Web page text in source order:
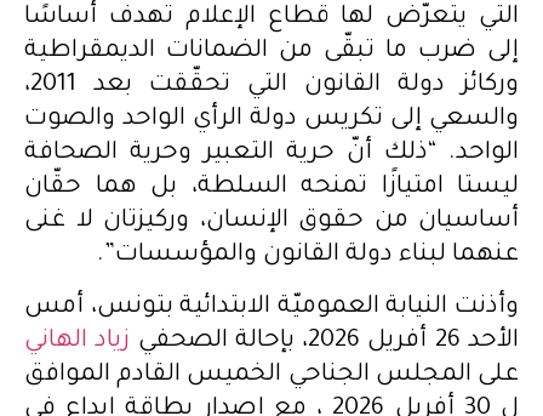
التي يتعرّض لها قطاع الإعلام تهدف أساسًا
إلى ضرب ما تبقّى من الضمانات الديمقراطية
وركائز دولة القانون التي تحقّقت بعد 2011،
والسعي إلى تكريس دولة الرأي الواحد والصوت
الواحد. “ذلك أنّ حرية التعبير وحرية الصحافة
ليستا امتيازًا تمنحه السلطة، بل هما حقّان
أساسيان من حقوق الإنسان، وركيزتان لا غنى
عنهما لبناء دولة القانون والمؤسسات”.
وأذنت النيابة العموميّة الابتدائية بتونس، أمس
الأحد 26 أفريل 2026، بإحالة الصحفي
زياد الهاني
على المجلس الجناحي الخميس القادم الموافق
ل 30 أفريل 2026 ، مع إصدار بطاقة إيداع في